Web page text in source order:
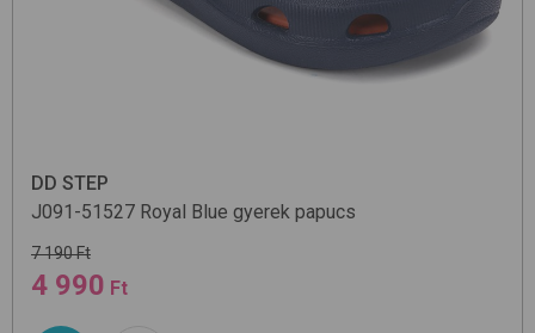
DD STEP
J091-51527 Royal Blue gyerek papucs
7 190 Ft
4 990 Ft